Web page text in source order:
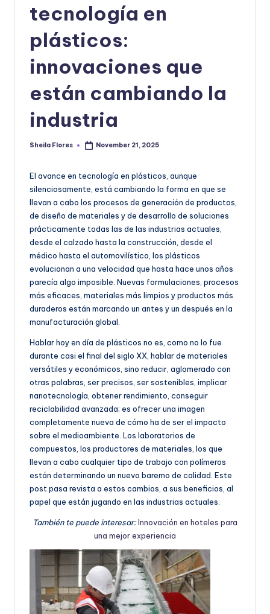
D
is
o
tecnología en
plásticos:
innovaciones que
están cambiando la
industria
Posted
Sheila Flores November 21, 2025
El avance en tecnología en plásticos, aunque
silenciosamente, está cambiando la forma en que se
llevan a cabo los procesos de generación de productos,
de diseño de materiales y de desarrollo de soluciones
prácticamente todas las de las industrias actuales,
desde el calzado hasta la construcción, desde el
médico hasta el automovilístico, los plásticos
evolucionan a una velocidad que hasta hace unos años
parecía algo imposible. Nuevas formulaciones, procesos
más eficaces, materiales más limpios y productos más
duraderos están marcando un antes y un después en la
manufacturación global.
Hablar hoy en día de plásticos no es, como no lo fue
durante casi el final del siglo XX, hablar de materiales
versátiles y económicos, sino reducir, aglomerado con
otras palabras, ser precisos, ser sostenibles, implicar
nanotecnología, obtener rendimiento, conseguir
reciclabilidad avanzada; es ofrecer una imagen
completamente nueva de cómo ha de ser el impacto
sobre el medioambiente. Los laboratorios de
compuestos, los productores de materiales, los que
llevan a cabo cualquier tipo de trabajo con polímeros
están determinando un nuevo baremo de calidad. Este
post pasa revista a estos cambios, a sus beneficios, al
papel que están jugando en las industrias actuales.
También te puede interesar:Innovación en hoteles para
una mejor experiencia